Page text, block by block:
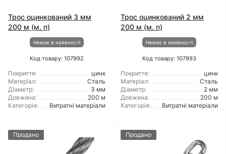
Трос оцинкований 3 мм
200 м (м. п)
Немає в наявності
Код товару: 107992
Покриття:
цинк
Матеріал:
Сталь
Діаметр:
3 мм
Довжина:
200 м
Категорія:
Витратні матеріали
Трос оцинкований 2 мм
200 м (м. п)
Немає в наявності
Код товару: 107993
Покриття:
цинк
Матеріал:
Сталь
Діаметр:
2 мм
Довжина:
200 м
Категорія:
Витратні матеріали
Продано Продано